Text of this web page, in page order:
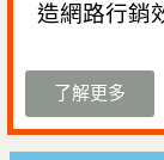
造網路行銷
了解更多